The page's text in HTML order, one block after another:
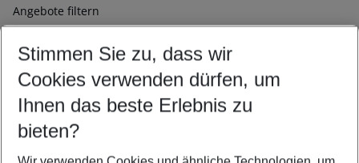
Angebote filtern
Ändern Sie Ihre Kriterien nach Ihren Wünschen
Abflughafen wählen
Beliebiger Abflughafen
Reisezeitraum wählen
09.08.26– 07.08.27 5-8 Nächte
2 Erwachsene Keine Kinder
Stimmen Sie zu, dass wir
Cookies verwenden dürfen, um
Ihnen das beste Erlebnis zu
bieten?